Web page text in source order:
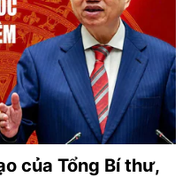
của Tổng Bí thư,